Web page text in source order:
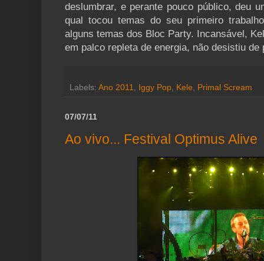
deslumbrar, e perante pouco público, deu
qual tocou temas do seu primeiro
alguns temas dos Bloc Party. Incansável,
em palco repleta de energia, não desistiu de
Labels: Ano 2011, Iggy Pop, Kele, Primal Scream
07/07/11
Ao vivo... Festival Optimus Alive